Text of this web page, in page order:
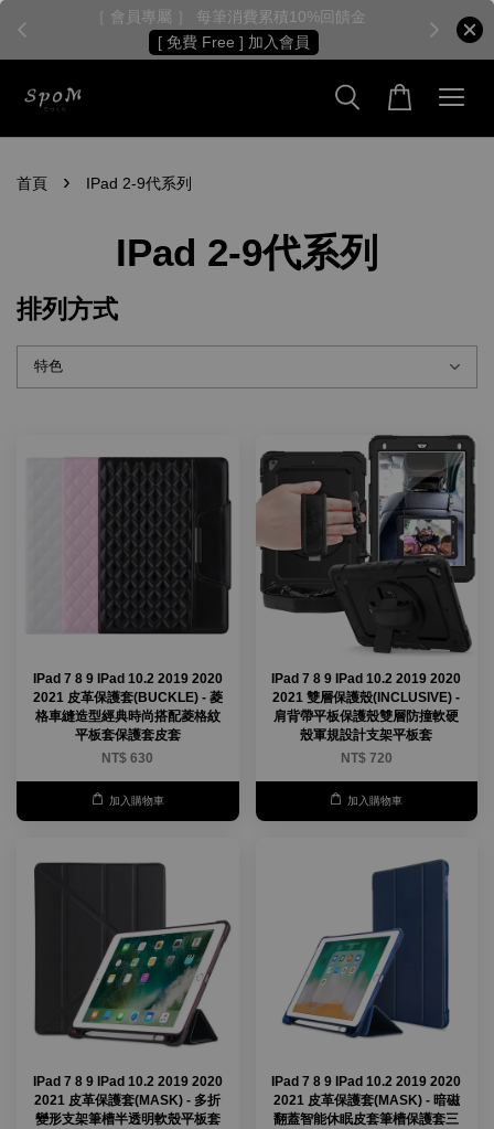
［ 會員專屬 ］ 每筆消費累積10%回饋金
[ 免費 Free ] 加入會員
首頁 › IPad 2-9代系列
IPad 2-9代系列
排列方式
IPad 7 8 9 IPad 10.2 2019 2020
2021 皮革保護套(BUCKLE) - 菱
格車縫造型經典時尚搭配菱格紋
平板套保護套皮套
NT$ 630
加入購物車
IPad 7 8 9 IPad 10.2 2019 2020
2021 雙層保護殼(INCLUSIVE) -
肩背帶平板保護殼雙層防撞軟硬
殼軍規設計支架平板套
NT$ 720
加入購物車
IPad 7 8 9 IPad 10.2 2019 2020
2021 皮革保護套(MASK) - 多折
變形支架筆槽半透明軟殼平板套
IPad 7 8 9 IPad 10.2 2019 2020
2021 皮革保護套(MASK) - 暗磁
翻蓋智能休眠皮套筆槽保護套三